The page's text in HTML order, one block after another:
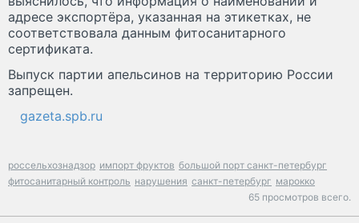
адресе экспортёра, указанная на этикетках, не
соответствовала данным фитосанитарного
сертификата.
Выпуск партии апельсинов на территорию России
запрещен.
gazeta.spb.ru
россельхознадзор импорт фруктов большой порт санкт-петербург
фитосанитарный контроль нарушения санкт-петербург марокко
65 просмотров всего.